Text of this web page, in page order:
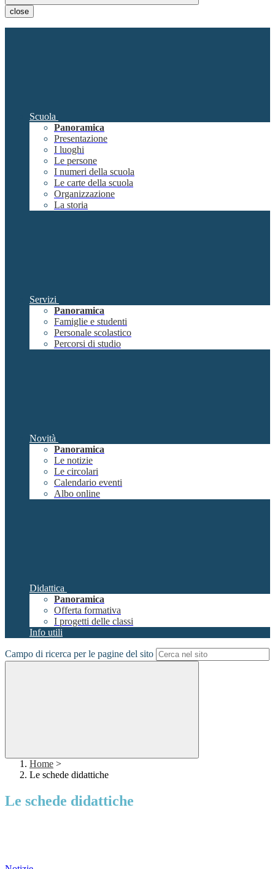
close
Scuola
Panoramica
Presentazione
I luoghi
Le persone
I numeri della scuola
Le carte della scuola
Organizzazione
La storia
Servizi
Panoramica
Famiglie e studenti
Personale scolastico
Percorsi di studio
Novità
Panoramica
Le notizie
Le circolari
Calendario eventi
Albo online
Didattica
Panoramica
Offerta formativa
I progetti delle classi
Info utili
Campo di ricerca per le pagine del sito
Home >
Le schede didattiche
Le schede didattiche